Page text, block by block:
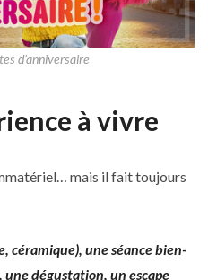
d’anniversaire
à vivre
mais il fait toujours
céramique), une séance bien-
dégustation, un escape